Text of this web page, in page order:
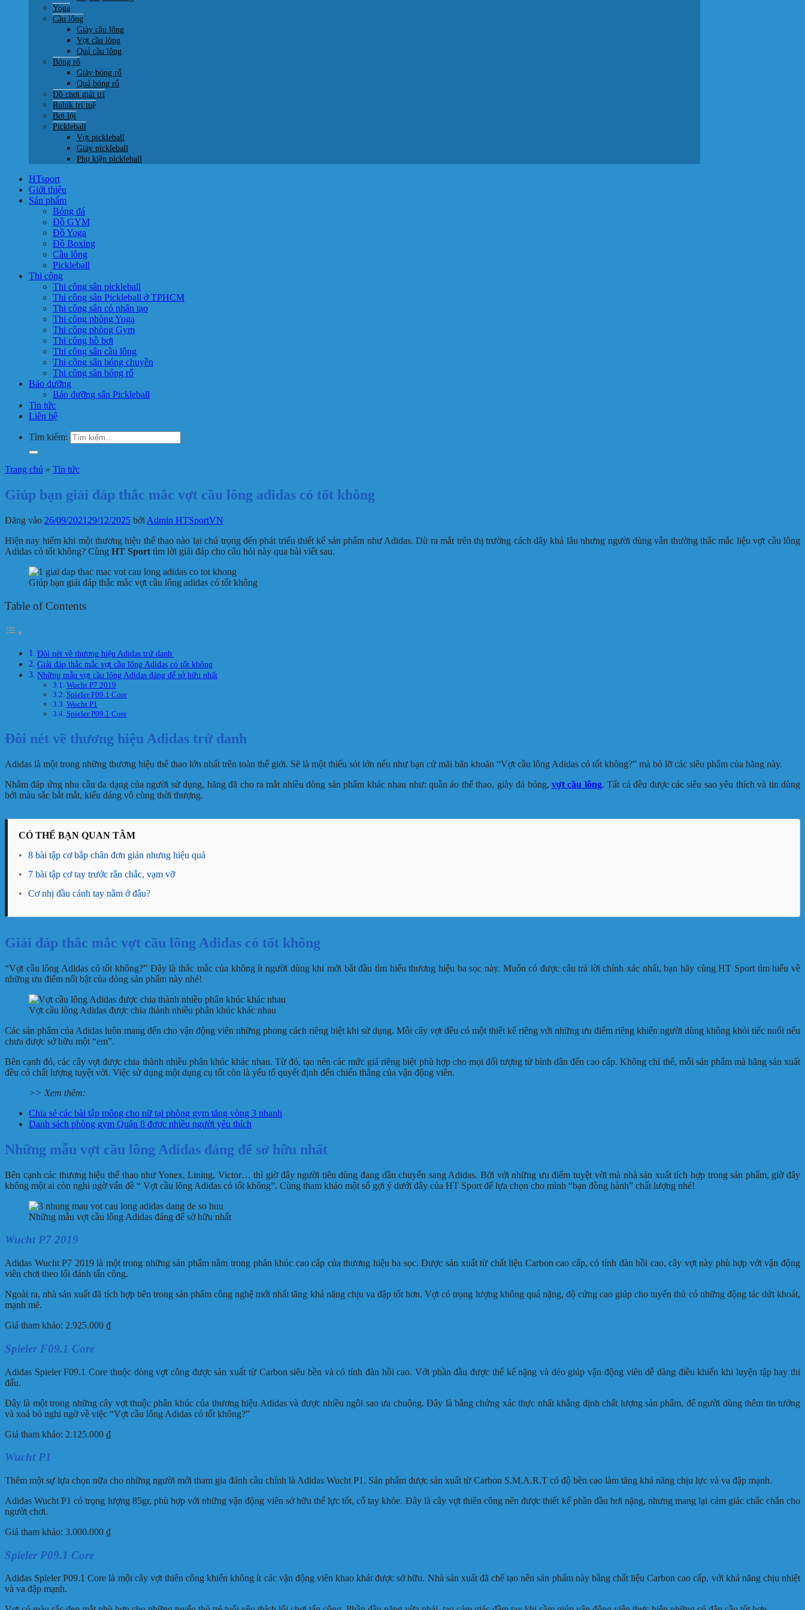
Yoga
Cầu lông
Giày cầu lông
Vợt cầu lông
Quả cầu lông
Bóng rổ
Giày bóng rổ
Quả bóng rổ
Đồ chơi giải trí
Rubik trí tuệ
Bơi lội
Pickleball
Vợt pickleball
Giày pickleball
Phụ kiện pickleball
HTsport
Giới thiệu
Sản phẩm
Bóng đá
Đồ GYM
Đồ Yoga
Đồ Boxing
Cầu lông
Pickleball
Thi công
Thi công sân pickleball
Thi công sân Pickleball ở TPHCM
Thi công sân cỏ nhân tạo
Thi công phòng Yoga
Thi công phòng Gym
Thi công hồ bơi
Thi công sân cầu lông
Thi công sân bóng chuyền
Thi công sân bóng rổ
Bảo dưỡng
Bảo dưỡng sân Pickleball
Tin tức
Liên hệ
Tìm kiếm:
Trang chủ » Tin tức
Giúp bạn giải đáp thắc mắc vợt cầu lông adidas có tốt không
Đăng vào 26/09/2021 29/12/2025 bởi Admin HTSportVN
Hiện nay hiếm khi một thương hiệu thể thao nào lại chú trọng đến phát triển thiết kế sản phẩm như Adidas. Dù ra mắt trên thị trường cách đây khá lâu nhưng người dùng vẫn thường thắc mắc liệu vợt cầu lông
Adidas có tốt không? Cùng HT Sport tìm lời giải đáp cho câu hỏi này qua bài viết sau.
Giúp bạn giải đáp thắc mắc vợt cầu lông adidas có tốt không
Table of Contents
Đôi nét về thương hiệu Adidas trứ danh
Giải đáp thắc mắc vợt cầu lông Adidas có tốt không
Những mẫu vợt cầu lông Adidas đáng để sở hữu nhất
Wucht P7 2019
Spieler F09.1 Core
Wucht P1
Spieler P09.1 Core
Đôi nét về thương hiệu Adidas trứ danh
Adidas là một trong những thương hiệu thể thao lớn nhất trên toàn thế giới. Sẽ là một thiếu sót lớn nếu như bạn cứ mãi băn khoăn “Vợt cầu lông Adidas có tốt không?” mà bỏ lỡ các siêu phẩm của hãng này.
Nhằm đáp ứng nhu cầu đa dạng của người sử dụng, hãng đã cho ra mắt nhiều dòng sản phẩm khác nhau như: quần áo thể thao, giày đá bóng, vợt cầu lông. Tất cả đều được các siêu sao yêu thích và tin dùng
bởi màu sắc bắt mắt, kiểu dáng vô cùng thời thượng.
CÓ THỂ BẠN QUAN TÂM
•
8 bài tập cơ bắp chân đơn giản nhưng hiệu quả
•
7 bài tập cơ tay trước rắn chắc, vạm vỡ
•
Cơ nhị đầu cánh tay nằm ở đâu?
Giải đáp thắc mắc vợt cầu lông Adidas có tốt không
“Vợt cầu lông Adidas có tốt không?” Đây là thắc mắc của không ít người dùng khi mới bắt đầu tìm hiểu thương hiệu ba sọc này. Muốn có được câu trả lời chính xác nhất, bạn hãy cùng HT Sport tìm hiểu về
những ưu điểm nổi bật của dòng sản phẩm này nhé!
Vợt cầu lông Adidas được chia thành nhiều phân khúc khác nhau
Các sản phẩm của Adidas luôn mang đến cho vận động viên những phong cách riêng biệt khi sử dụng. Mỗi cây vợt đều có một thiết kế riêng với những ưu điểm riêng khiến người dùng không khỏi tiếc nuối nếu
chưa được sở hữu một “em”.
Bên cạnh đó, các cây vợt được chia thành nhiều phân khúc khác nhau. Từ đó, tạo nên các mức giá riêng biệt phù hợp cho mọi đối tượng từ bình dân đến cao cấp. Không chỉ thế, mỗi sản phẩm mà hãng sản xuất
đều có chất lượng tuyệt vời. Việc sử dụng một dụng cụ tốt còn là yếu tố quyết định đến chiến thắng của vận động viên.
>> Xem thêm:
Chia sẻ các bài tập mông cho nữ tại phòng gym tăng vòng 3 nhanh
Danh sách phòng gym Quận 8 được nhiều người yêu thích
Những mẫu vợt cầu lông Adidas đáng để sở hữu nhất
Bên cạnh các thương hiệu thể thao như Yonex, Lining, Victor… thì giờ đây người tiêu dùng đang dần chuyển sang Adidas. Bởi với những ưu điểm tuyệt vời mà nhà sản xuất tích hợp trong sản phẩm, giờ đây
không một ai còn nghi ngờ vấn đề “ Vợt cầu lông Adidas có tốt không”. Cùng tham khảo một số gợi ý dưới đây của HT Sport để lựa chọn cho mình “bạn đồng hành” chất lượng nhé!
Những mẫu vợt cầu lông Adidas đáng để sở hữu nhất
Wucht P7 2019
Adidas Wucht P7 2019 là một trong những sản phẩm nằm trong phân khúc cao cấp của thương hiệu ba sọc. Được sản xuất từ chất liệu Carbon cao cấp, có tính đàn hồi cao, cây vợt này phù hợp với vận động
viên chơi theo lối đánh tấn công.
Ngoài ra, nhà sản xuất đã tích hợp bên trong sản phẩm công nghệ mới nhất tăng khả năng chịu va đập tốt hơn. Vợt có trọng lượng không quá nặng, độ cứng cao giúp cho tuyển thủ có những động tác dứt khoát,
mạnh mẽ.
Giá tham khảo: 2.925.000 ₫
Spieler F09.1 Core
Adidas Spieler F09.1 Core thuộc dòng vợt công được sản xuất từ Carbon siêu bền và có tính đàn hồi cao. Với phần đầu được thế kế nặng và dẻo giúp vận động viên dễ dàng điều khiển khi luyện tập hay thi
đấu.
Đây là một trong những cây vợt thuộc phân khúc của thương hiệu Adidas và được nhiều ngôi sao ưa chuộng. Đây là bằng chứng xác thực nhất khẳng định chất lượng sản phẩm, để người dùng thêm tin tưởng
và xoá bỏ nghi ngờ về việc “Vợt cầu lông Adidas có tốt không?”
Giá tham khảo: 2.125.000 ₫
Wucht P1
Thêm một sự lựa chọn nữa cho những người mới tham gia đánh cầu chính là Adidas Wucht P1. Sản phẩm được sản xuất từ Carbon S.M.A.R.T có độ bền cao làm tăng khả năng chịu lực và va đập mạnh.
Adidas Wucht P1 có trọng lượng 85gr, phù hợp với những vận động viên sở hữu thể lực tốt, cổ tay khỏe. Đây là cây vợt thiên công nên được thiết kế phần đầu hơi nặng, nhưng mang lại cảm giác chắc chắn cho
người chơi.
Giá tham khảo: 3.000.000 ₫
Spieler P09.1 Core
Adidas Spieler P09.1 Core là một cây vợt thiên công khiến không ít các vận động viên khao khát được sở hữu. Nhà sản xuất đã chế tạo nên sản phẩm này bằng chất liệu Carbon cao cấp, với khả năng chịu nhiệt
và va đập mạnh.